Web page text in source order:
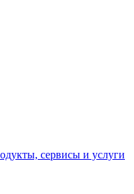
сервисы и услуги